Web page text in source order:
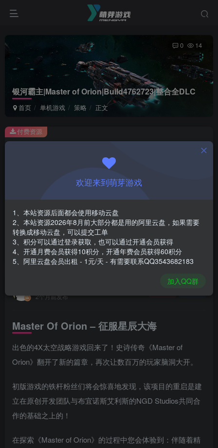
银河霸主|Master of Orion|Build4762723|整合全DLC
首页 单机游戏 策略 正文
0 14
此内容为付费资源，请付费后查看
￥1
免费
登录购买
安装包大小
游戏本体大小
付费资源
2个月前发布
Master Of Orion – 征服星辰大海
出色的4X太空战略游戏回来了！史诗传奇《Master of
Orion》翻开了新的篇章，再次让数百万的玩家脑洞大开。
初版游戏的铁杆粉丝们将会惊喜地发现，该项目的重启是建
立在原创开发团队与布宜诺斯艾利斯的NGD Studios共同合
作的基础之上的！
在探索《Master of Orion》的过程中您会体验到：伴随着精
欢迎来到萌芽游戏
1、本站资源后面都会使用移动云盘
2、本站资源2026年8月前大部分都是用的阿里云盘，如果需要
转换成移动云盘，可以提交工单
3、积分可以通过登录获取，也可以通过开通会员获得
4、开通月费会员获得10积分，开通年费会员获得60积分
5、阿里云盘会员出租 - 1元/天 - 有需要联系QQ3543682183
加入QQ群